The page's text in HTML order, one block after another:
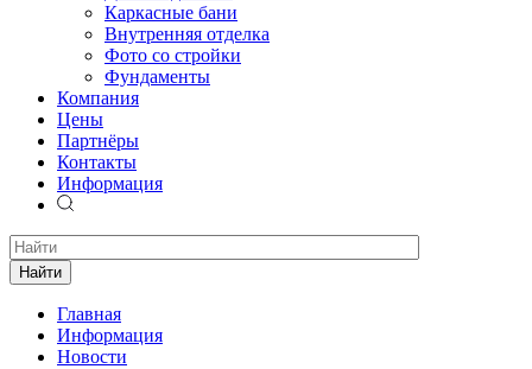
Каркасные бани
Внутренняя отделка
Фото со стройки
Фундаменты
Компания
Цены
Партнёры
Контакты
Информация
Найти
Главная
Информация
Новости